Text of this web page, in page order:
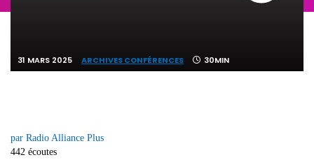
31 MARS 2025 ARCHIVES CONFÉRENCES 30MIN
par Radio Alliance Plus
442 écoutes